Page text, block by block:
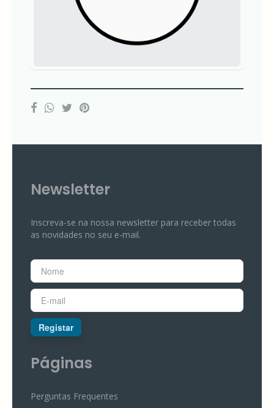
Newsletter
Inscreva-se na nossa newsletter para receber todas
as novidades no seu e-mail.
Registar
Páginas
Perguntas Frequentes